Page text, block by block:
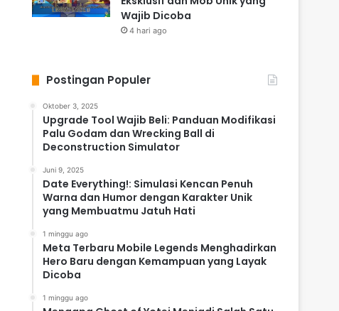
Wajib Dicoba
4 hari ago
Postingan Populer
Oktober 3, 2025
Upgrade Tool Wajib Beli: Panduan Modifikasi
Palu Godam dan Wrecking Ball di
Deconstruction Simulator
Juni 9, 2025
Date Everything!: Simulasi Kencan Penuh
Warna dan Humor dengan Karakter Unik
yang Membuatmu Jatuh Hati
1 minggu ago
Meta Terbaru Mobile Legends Menghadirkan
Hero Baru dengan Kemampuan yang Layak
Dicoba
1 minggu ago